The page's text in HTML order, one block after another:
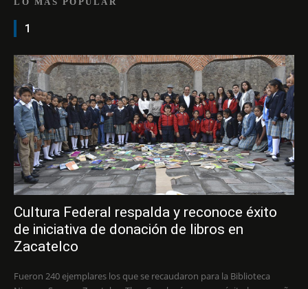
1
Cultura Federal respalda y reconoce éxito
de iniciativa de donación de libros en
Zacatelco
Fueron 240 ejemplares los que se recaudaron para la Biblioteca